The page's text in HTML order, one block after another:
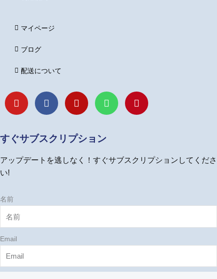
マイページ
ブログ
配送について
Y
o
u
u
b
F
a
c
b
o
k
n
s
a
g
a
L
i
n
P
i
n
s
すぐサブスクリプション
アップデートを逃しなく！すぐサブスクリプションしてくださ
い!
名前
Email